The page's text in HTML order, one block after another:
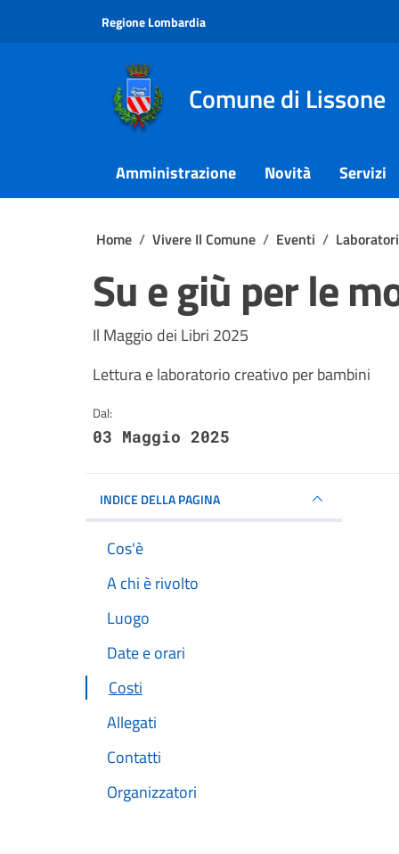
Regione Lombardia
Comune di Lissone
Amministrazione Novità Servizi
Home / Vivere Il Comune / Eventi /
Su e giù per le
Il Maggio dei Libri 2025
Lettura e laboratorio creativo per bambini
Dal:
03 Maggio 2025
INDICE DELLA PAGINA
Cos'è
A chi è rivolto
Luogo
Date e orari
Costi
Allegati
Contatti
Organizzatori